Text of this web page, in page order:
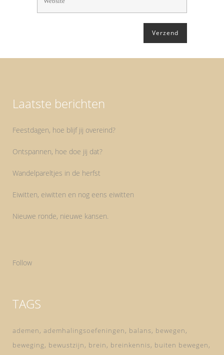
Laatste berichten
Feestdagen, hoe blijf jij overeind?
Ontspannen, hoe doe jij dat?
Wandelpareltjes in de herfst
Eiwitten, eiwitten en nog eens eiwitten
Nieuwe ronde, nieuwe kansen.
Follow
TAGS
ademen ademhalingsoefeningen balans bewegen
beweging
bewustzijn brein breinkennis buiten bewegen